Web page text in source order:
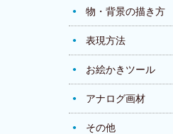
物・背景の描き方
表現方法
お絵かきツール
アナログ画材
その他